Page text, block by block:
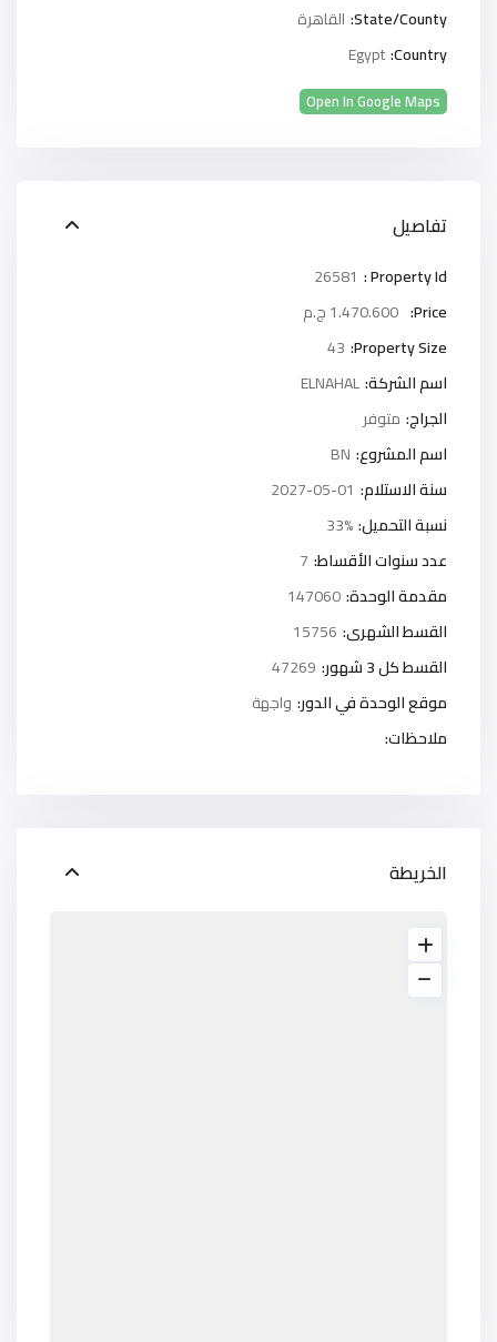
State/County: القاهرة
Country:
Egypt
Open In Google Maps
تفاصيل
Property Id :
26581
Price: 1.470.600 ج.م
Property Size:
43
اسم الشركة:ELNAHAL
الجراج: متوفر
اسم المشروع: BN
سنة الاستلام: 2027-05-01
نسبة التحميل:33%
عدد سنوات الأقساط: 7
مقدمة الوحدة:147060
القسط الشهرى: 15756
القسط كل 3 شهور:
47269
موقع الوحدة في الدور: واجهة
ملاحظات:
الخريطة